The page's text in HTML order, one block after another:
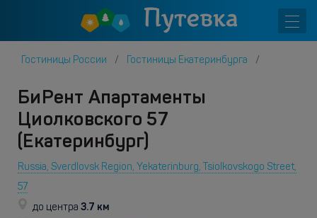
Гостиницы России Гостиницы Екатеринбурга
БиРент Апартаменты
Циолковского 57
(Екатеринбург)
Russia, Sverdlovsk Region, Yekaterinburg, Tsiolkovskogo Street,
57
до центра 3.7 км